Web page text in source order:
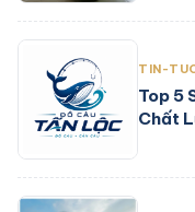
TIN-
Top 5
Chất